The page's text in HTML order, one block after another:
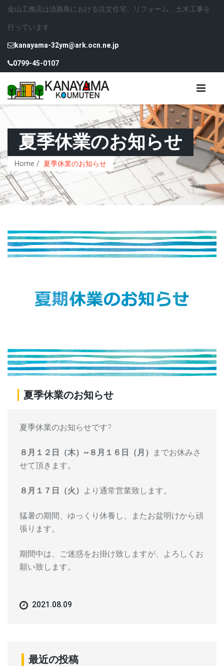
金山工務店は淡路島における注文住宅、リフォーム、土木工事を
行っています
kanayama-32ym@ark.ocn.ne.jp
0799-45-0107
夏季休業のお知らせ
Home 夏季休業のお知らせ
夏季休業のお知らせ
夏季休業のお知らせです?
８月１２日（木）~８月１６日（月）
までお休みさ
せて頂きます。
８月１７日（火） より通常営業致します。
猛暑の期間、ゆっくり休養し、またお盆明けから頑
張ります。
期間中は、ご迷惑をお掛け致しますが、よろしくお
願い致します。
2021.08.09
最近の投稿